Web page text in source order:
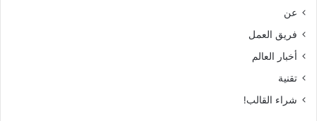
عن
فريق العمل
أخبار العالم
تقنية
شراء القالب!